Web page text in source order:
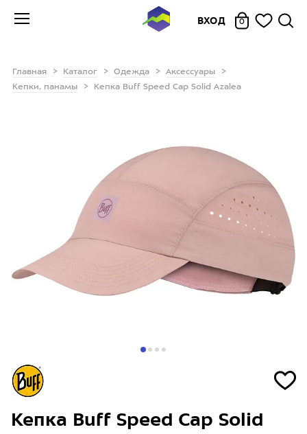
ВХОД 0
Главная Каталог Одежда
Аксессуары
Кепки, панамы
Кепка Buff Speed Cap Solid Azalea
Кепка Buff Speed Cap Solid